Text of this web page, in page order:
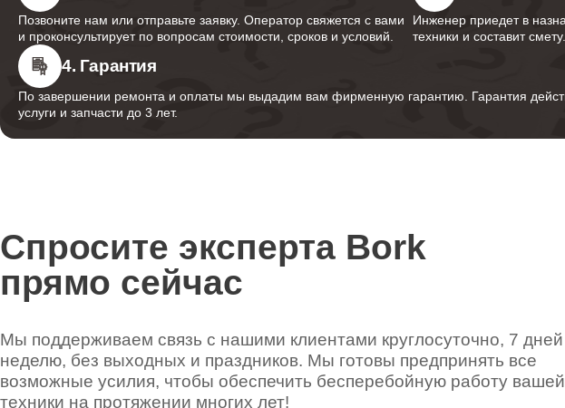
Позвоните нам или отправьте заявку. Оператор свяжется с вами
и проконсультирует по вопросам стоимости, сроков и условий.
Инженер приедет в
техники и составит
4. Гарантия
По завершении ремонта и оплаты мы выдадим вам фирменную гарантию. Гарантия
услуги и запчасти до 3 лет.
Спросите эксперта Bork
прямо сейчас
Мы поддерживаем связь с нашими клиентами круглосуточно, 7
неделю, без выходных и праздников. Мы готовы предпринять все
возможные усилия, чтобы обеспечить бесперебойную работу вашей
техники на протяжении многих лет!